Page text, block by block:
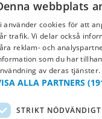
webbplats
använder cookies för att
trafik. Vi delar också
reklam- och
som du har
av deras tjänster.
ALLA PARTNERS
STRIKT NÖDVÄNDIGT